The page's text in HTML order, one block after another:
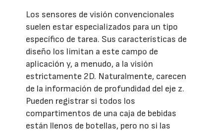
Los sensores de visión convencionales
suelen estar especializados para un tipo
específico de tarea. Sus características de
diseño los limitan a este campo de
aplicación y, a menudo, a la visión
estrictamente 2D. Naturalmente, carecen
de la información de profundidad del eje z.
Pueden registrar si todos los
compartimentos de una caja de bebidas
están llenos de botellas, pero no si las